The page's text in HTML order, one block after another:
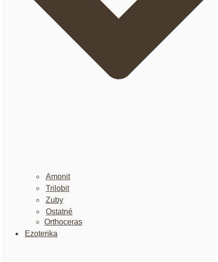
Amonit
Trilobit
Zuby
Ostatné
Orthoceras
Ezoterika